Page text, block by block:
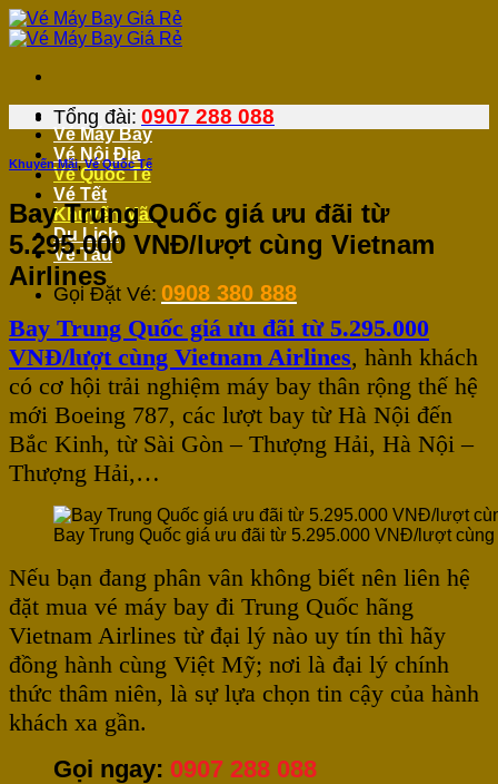
Bỏ
qua
dung
Vé Máy Bay
Vé Nội Địa
Vé Quốc Tế
Vé Tết
Khuyến Mãi
Du Lịch
Vé Tàu
Gọi Đặt Vé: 0908 380 888
Tổng đài: 0907 288 088
Khuyến Mãi,Vé Quốc Tế
Bay Trung Quốc giá ưu đãi từ
5.295.000 VNĐ/lượt cùng Vietnam
Airlines
Bay Trung Quốc giá ưu đãi từ 5.295.000
VNĐ/lượt cùng Vietnam Airlines, hành khách
có cơ hội trải nghiệm máy bay thân rộng thế hệ
mới Boeing 787, các lượt bay từ Hà Nội đến
Bắc Kinh, từ Sài Gòn – Thượng Hải, Hà Nội –
Thượng Hải,…
Bay Trung Quốc giá ưu đãi từ 5.295.000 VNĐ/lượt
Nếu bạn đang phân vân không biết nên liên hệ
đặt mua vé máy bay đi Trung Quốc hãng
Vietnam Airlines từ đại lý nào uy tín thì hãy
đồng hành cùng Việt Mỹ; nơi là đại lý chính
thức thâm niên, là sự lựa chọn tin cậy của hành
khách xa gần.
Gọi ngay: 0907 288 088